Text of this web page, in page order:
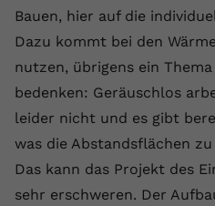
Bauen, hier auf die
Dazu kommt bei den
nutzen, übrigens ein
bedenken: Geräuschlos
leider nicht und es gibt
was die Abstandsflächen zu
Das kann das Projekt des
sehr erschweren. Der
Anbieter youtube.com
Dieser von
registriert
Videos von
gesehen hat.